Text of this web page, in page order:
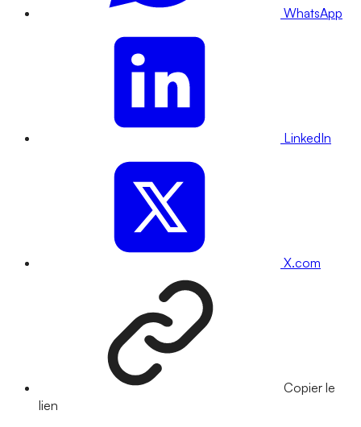
WhatsApp
LinkedIn
X.com
Copier le
lien